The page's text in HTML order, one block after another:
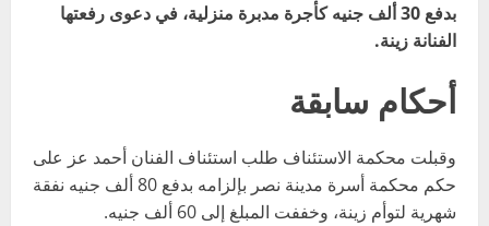
بدفع 30 ألف جنيه كأجرة مدبرة منزلية، في دعوى رفعتها
الفنانة زينة.
أحكام سابقة
وقبلت محكمة الاستئناف طلب استئناف الفنان أحمد عز على
حكم محكمة أسرة مدينة نصر بإلزامه بدفع 80 ألف جنيه نفقة
شهرية لتوأم زينة، وخففت المبلغ إلى 60 ألف جنيه.